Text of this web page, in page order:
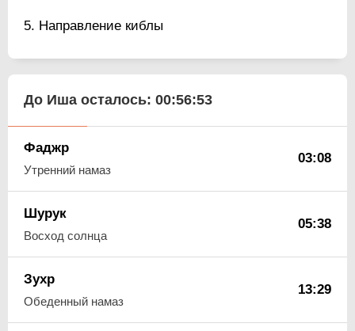
Направление киблы
До Иша осталось: 00:56:52
Фаджр
Утренний намаз
03:08
Шурук
Восход солнца
05:38
Зухр
Обеденный намаз
13:29